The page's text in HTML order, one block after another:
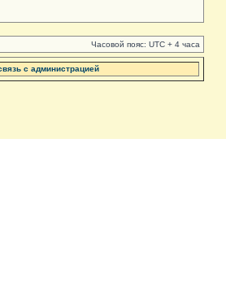
Часовой пояс: UTC + 4 часа
с администрацией